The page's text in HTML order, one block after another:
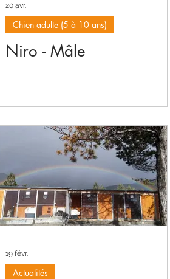
20 avr.
Chien adulte (5 à 10 ans)
Niro - Mâle
19 févr.
Actualités